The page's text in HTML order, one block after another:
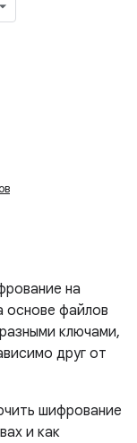
на
основе файлов
ключами,
друг от
шифрование
и как